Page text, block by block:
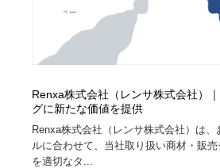
Renxa株式会社（レンサ株式会社）
グに新たな価値を提供
Renxa株式会社（レンサ株式会社）は、
ルに合わせて、当社取り扱い商材・販
を適切なタ...